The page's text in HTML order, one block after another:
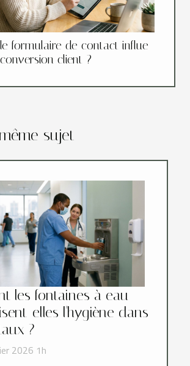
formulaire de contact influe-
client ?
sujet
les fontaines à eau
elles l'hygiène dans
?
2026 1h